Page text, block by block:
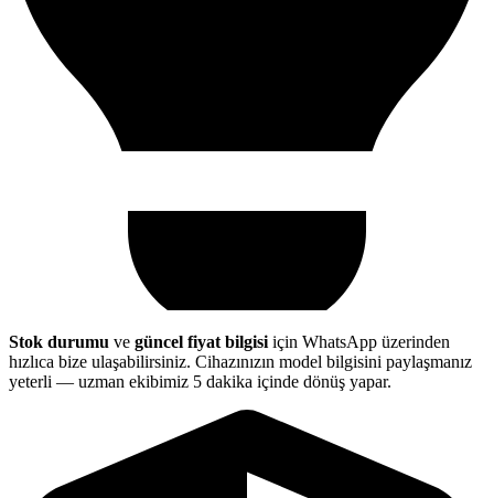
Stok durumu ve güncel fiyat bilgisi için WhatsApp üzerinden
hızlıca bize ulaşabilirsiniz. Cihazınızın model bilgisini paylaşmanız
yeterli — uzman ekibimiz 5 dakika içinde dönüş yapar.